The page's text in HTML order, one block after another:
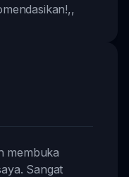
,,
membuka
Sangat